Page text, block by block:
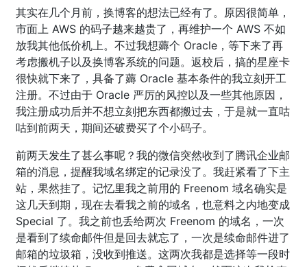
其实在几个月前，换博客的想法已经有了。原因很简单，
市面上 AWS 的码子越来越贵了，再维护一个 AWS 不如
放我其他低价机上。不过我想薅个 Oracle，等下来了再
考虑搬机子以及换博客系统的问题。返校后，搞的星座卡
很快就下来了，具备了薅 Oracle 基本条件的我立刻开工
注册。不过由于 Oracle 严厉的风控以及一些其他原因，
我注册成功后并不想立刻把东西都搬过去，于是就一直咕
咕到前两天，期间还破费买了个小码子。
前两天发生了甚么事呢？我的微信突然收到了腾讯企业邮
箱的消息，提醒我域名绑定的记录没了。我赶紧看了下主
站，果然挂了。记忆里我之前用的 Freenom 域名确实是
这几天到期，现在去看我之前的域名，也意料之内地变成
Special 了。我之前也丢给两次 Freenom 的域名，一次
是看到了续命邮件但是回去就忘了，一次是续命邮件进了
邮箱的垃圾箱，没收到推送。这两次我都是选择等一段时